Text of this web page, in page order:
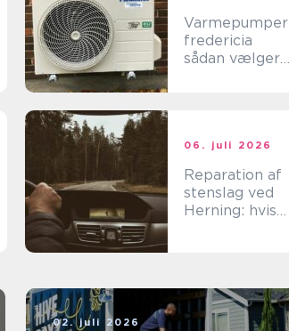
Varmepumper
fredericia
sådan vælger
06. juli 2026
Reparation af
stenslag ved
Herning: hvis
02. juli 2026